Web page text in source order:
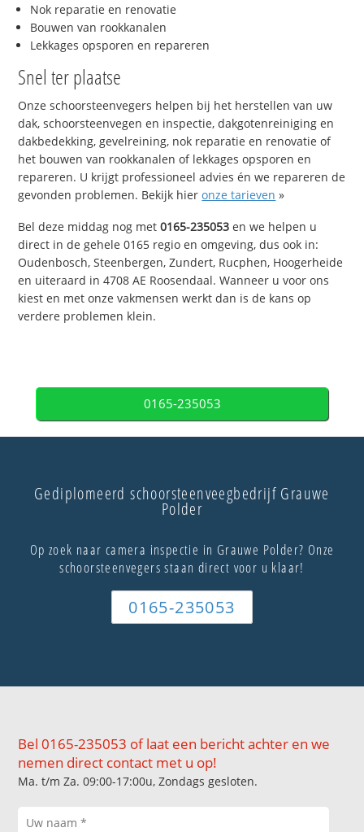
Nok reparatie en renovatie
Bouwen van rookkanalen
Lekkages opsporen en repareren
Snel ter plaatse
Onze schoorsteenvegers helpen bij het herstellen van uw
dak, schoorsteenvegen en inspectie, dakgotenreiniging en
dakbedekking, gevelreining, nok reparatie en renovatie of
het bouwen van rookkanalen of lekkages opsporen en
repareren. U krijgt professioneel advies én we repareren de
gevonden problemen. Bekijk hieronze tarieven »
Bel deze middag nog met0165-235053 en we helpen u
direct in de gehele 0165 regio en omgeving, dus ook in:
Oudenbosch, Steenbergen, Zundert, Rucphen, Hoogerheide
en uiteraard in 4708 AE Roosendaal. Wanneer u voor ons
kiest en met onze vakmensen werkt dan is de kans op
verdere problemen klein.
0165-235053
Gediplomeerd schoorsteenveegbedrijf Grauwe
Polder
Op zoek naar camera inspectie in Grauwe Polder? Onze
schoorsteenvegers staan direct voor u klaar!
0165-235053
Bel 0165-235053 of laat een bericht achter en we
nemen direct contact met u op!
Ma. t/m Za. 09:00-17:00u, Zondags gesloten.